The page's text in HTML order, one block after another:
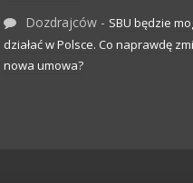
Dozdrajców - SBU będzie
działać w Polsce. Co naprawdę
nowa umowa?